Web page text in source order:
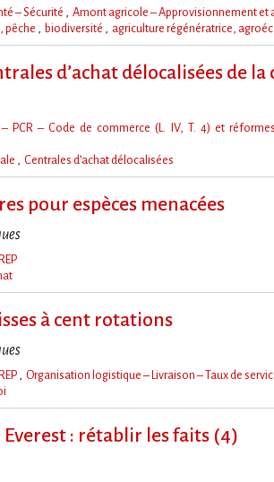
– Sécurité Amont agricole – Approvisionnement et
pêche biodiversité agriculture régénératrice,
d’achat délocalisées de
PCR – Code de commerce (L. IV, T. 4) et réformes
Centrales d’achat délocalisées
pour espèces menacées
à cent rotations
Organisation logistique – Livraison – Taux de
: rétablir les faits (4)